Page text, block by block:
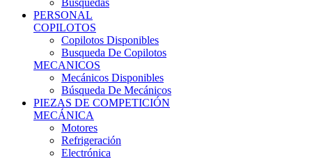
COPILOTOS
Copilotos Disponibles
Busqueda De Copilotos
MECANICOS
Mecánicos Disponibles
Búsqueda De Mecánicos
PIEZAS DE COMPETICIÓN
MECÁNICA
Motores
Refrigeración
Electrónica
Cajas De Cambio